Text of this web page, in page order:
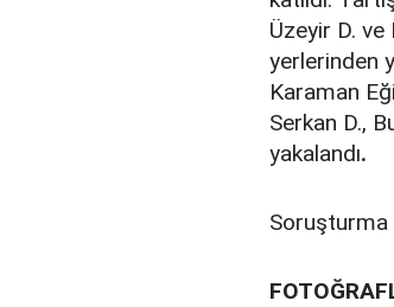
Üzeyir D. ve
yerlerinden
Karaman
Serkan D.,
yakalandı.
Soruşturma